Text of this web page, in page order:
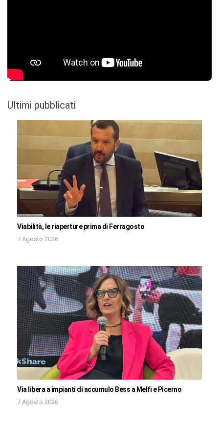
Ultimi pubblicati
Viabilità, le riaperture prima di Ferragosto
7 Agosto 2026
Via libera a impianti di accumulo Bess a Melfi e Picerno
7 Agosto 2026